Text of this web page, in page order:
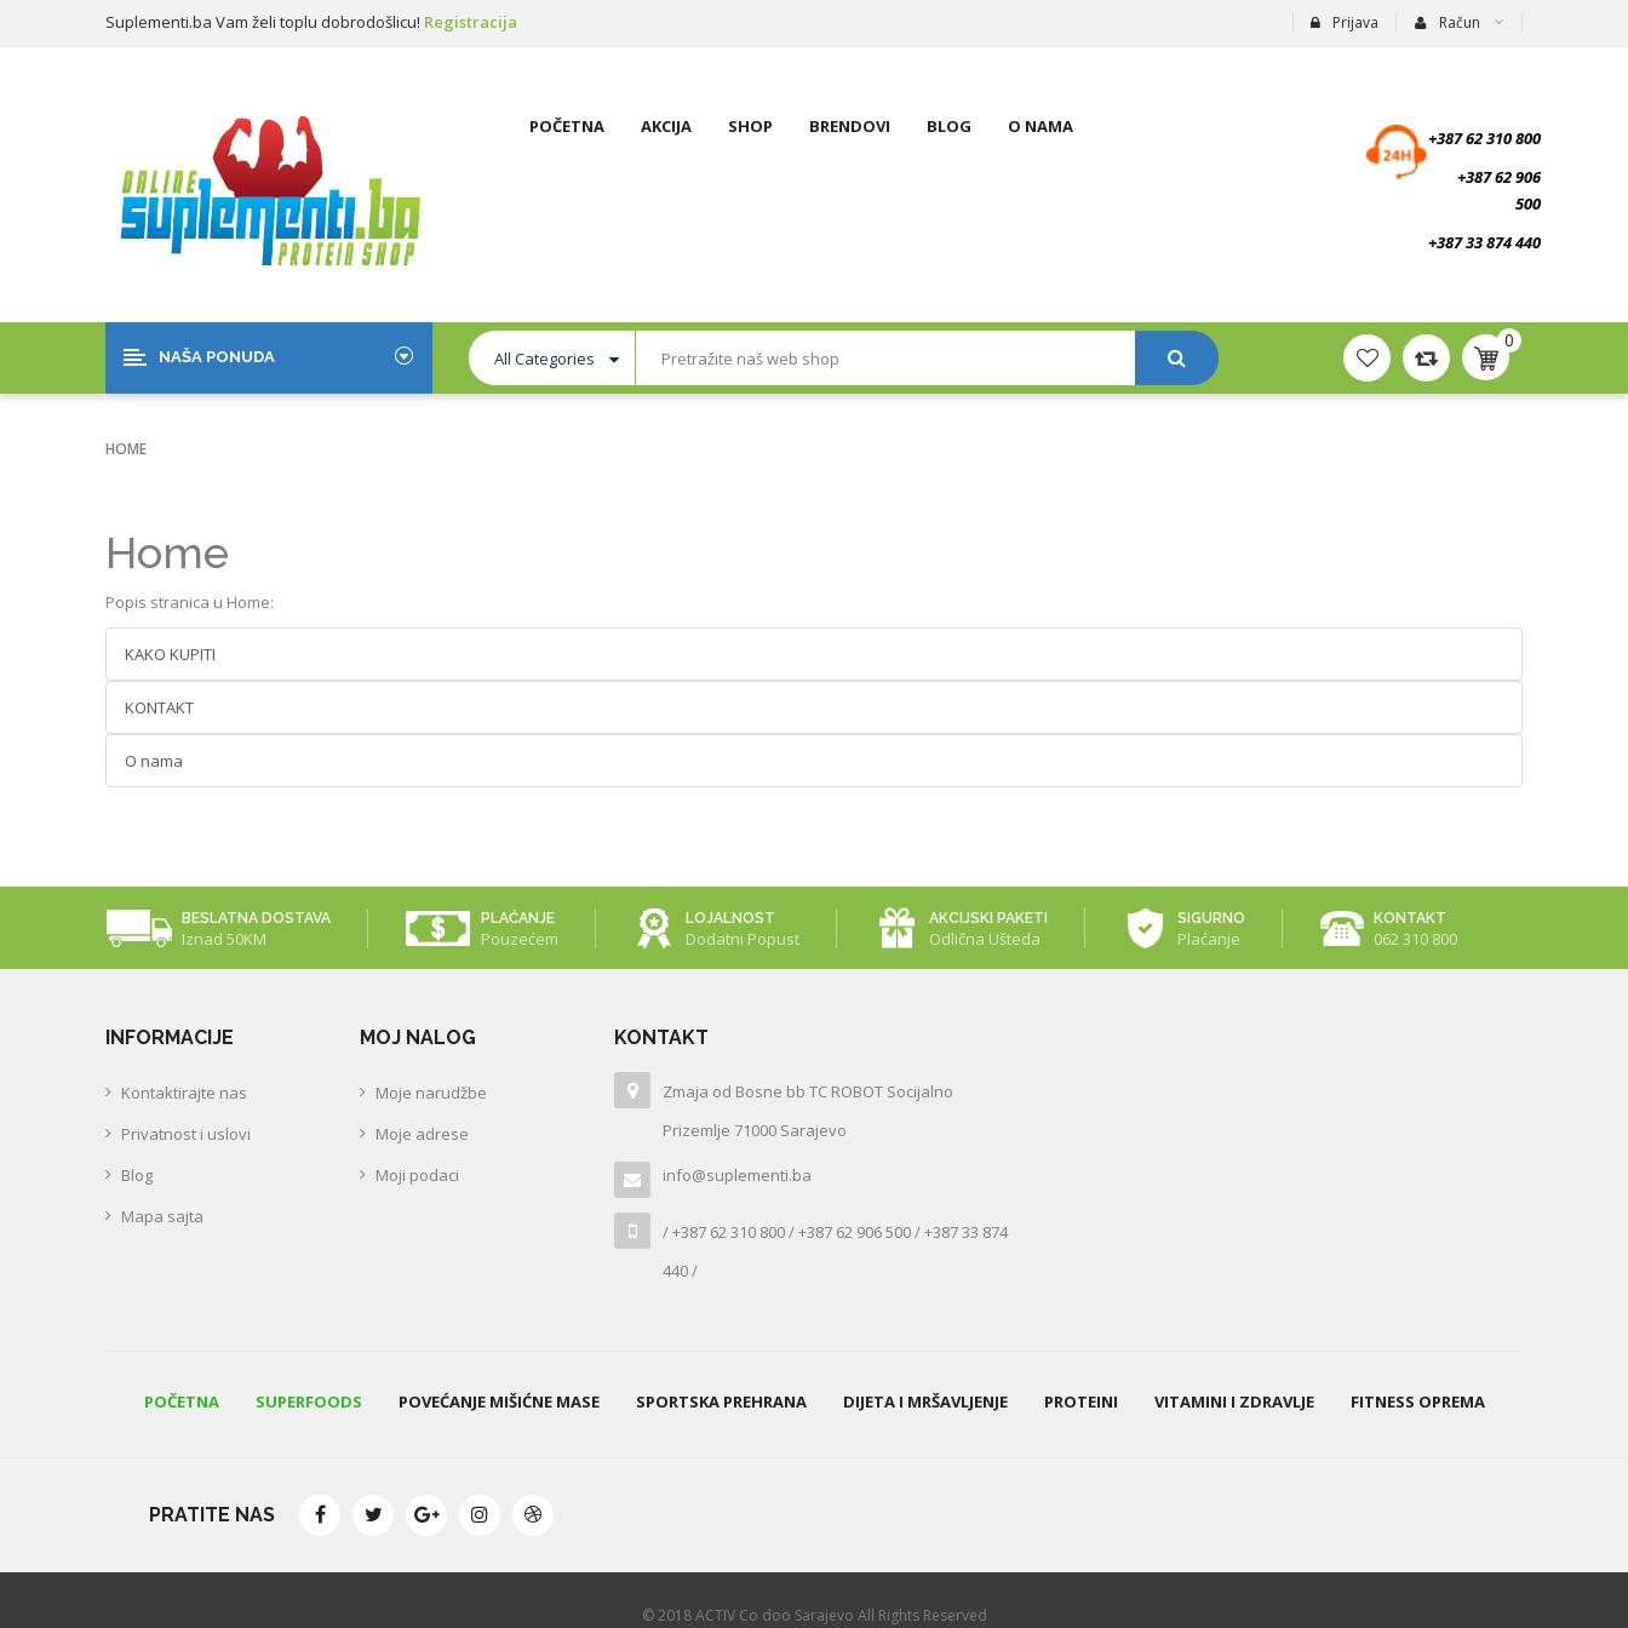
Suplementi.ba Vam želi toplu dobrodošlicu! Registracija
Prijava Račun
POČETNA AKCIJA SHOP BRENDOVI BLOG O NAMA
+387 62 310 800
+387 62 906
500
+387 33 874 440
NAŠA PONUDA
0
HOME
Home
Popis stranica u Home:
KAKO KUPITI
KONTAKT
O nama
BESLATNA DOSTAVA
Iznad 50KM
PLAĆANJE
Pouzećem
LOJALNOST
Dodatni Popust
AKCIJSKI PAKETI
Odlična Ušteda
SIGURNO
Plaćanje
KONTAKT
062 310 800
INFORMACIJE
Kontaktirajte nas
Privatnost i uslovi
Blog
Mapa sajta
MOJ NALOG
Moje narudžbe
Moje adrese
Moji podaci
KONTAKT
Zmaja od Bosne bb TC ROBOT Socijalno
Prizemlje 71000 Sarajevo
info@suplementi.ba
/ +387 62 310 800 / +387 62 906 500 / +387 33 874
440 /
POČETNA SUPERFOODS POVEĆANJE MIŠIĆNE MASE SPORTSKA PREHRANA DIJETA I MRŠAVLJENJE PROTEINI VITAMINI I ZDRAVLJE FITNESS OPREMA
PRATITE NAS
© 2018 ACTIV Co doo Sarajevo All Rights Reserved